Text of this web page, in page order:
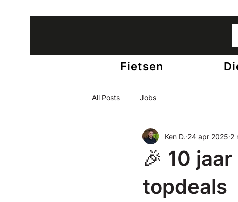
Fietsen
All Posts Jobs
🎉 10
topdeals
Ken D. 24 apr 2025 2